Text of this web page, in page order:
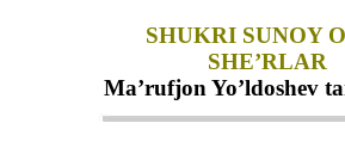
SHUKRI SUNOY
SHE’RLAR
Ma’rufjon Yo’ldoshev